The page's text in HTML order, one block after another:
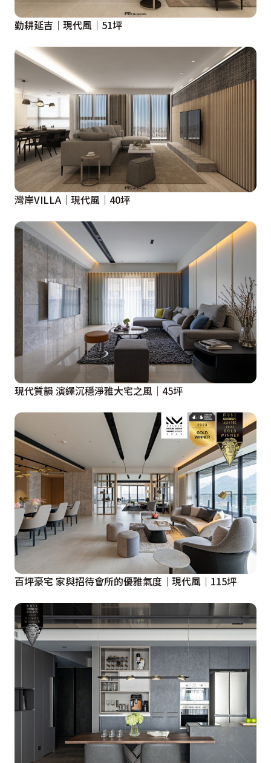
勤耕延吉│現代風│51坪
灣岸VILLA│現代風│40坪
現代質韻 演繹沉穩淨雅大宅之風│45坪
百坪豪宅 家與招待會所的優雅氣度│現代風│115坪